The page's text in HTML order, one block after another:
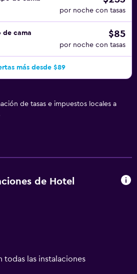
por noche con tasas
de cama
$85
por noche con tasas
más desde $89
de tasas e impuestos locales a
de Hotel
las instalaciones